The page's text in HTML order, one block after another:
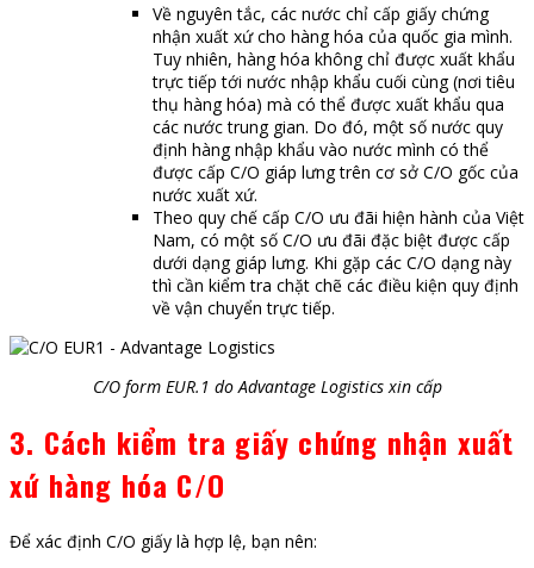
Về nguyên tắc, các nước chỉ cấp giấy chứng
nhận xuất xứ cho hàng hóa của quốc gia mình.
Tuy nhiên, hàng hóa không chỉ được xuất khẩu
trực tiếp tới nước nhập khẩu cuối cùng (nơi tiêu
thụ hàng hóa) mà có thể được xuất khẩu qua
các nước trung gian. Do đó, một số nước quy
định hàng nhập khẩu vào nước mình có thể
được cấp C/O giáp lưng trên cơ sở C/O gốc của
nước xuất xứ.
Theo quy chế cấp C/O ưu đãi hiện hành của Việt
Nam, có một số C/O ưu đãi đặc biệt được cấp
dưới dạng giáp lưng. Khi gặp các C/O dạng này
thì cần kiểm tra chặt chẽ các điều kiện quy định
về vận chuyển trực tiếp.
C/O form EUR.1 do Advantage Logistics xin cấp
3. Cách kiểm tra giấy chứng nhận xuất
xứ hàng hóa C/O
Để xác định C/O giấy là hợp lệ, bạn nên: